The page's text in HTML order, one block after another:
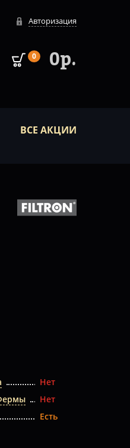
Авторизация
0 0р.
ВСЕ АКЦИИ
Нет
Нет
Есть